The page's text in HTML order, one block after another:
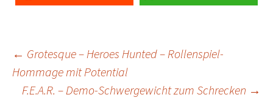
Post
navigation
← Grotesque – Heroes Hunted – Rollenspiel-
Hommage mit Potential
F.E.A.R. – Demo-Schwergewicht zum Schrecken →